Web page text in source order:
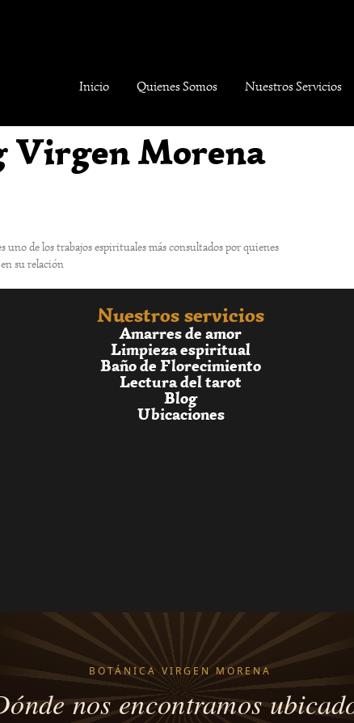
Inicio Quienes Somos Nuestros Servicios
Virgen Morena
uno de los trabajos espirituales más consultados por quienes
su relación
Nuestros servicios
Amarres de amor
Limpieza espiritual
Baño de Florecimiento
Lectura del tarot
Blog
Ubicaciones
BOTÁNICA VIRGEN MORENA
nos encontramos